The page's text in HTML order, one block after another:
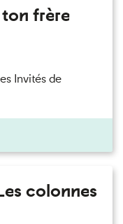
ton frère
Invités de
colonnes